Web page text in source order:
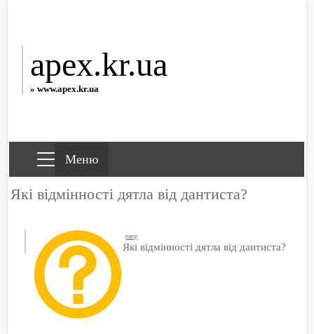
apex.kr.ua
» www.apex.kr.ua
Які відмінності дятла від дантиста?
easy
Які відмінності дятла від дантиста?